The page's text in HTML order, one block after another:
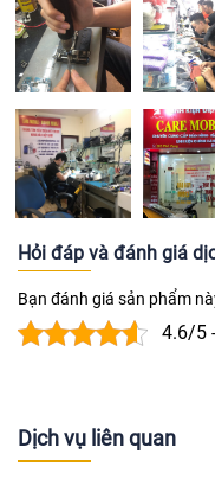
Hỏi đáp và đánh giá
Bạn đánh giá sản phẩm
4.6/5
Dịch vụ liên quan